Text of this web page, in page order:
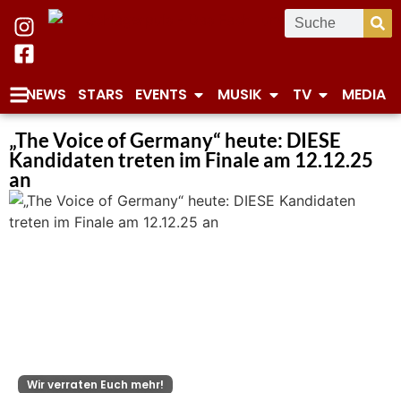
NEWS STARS EVENTS MUSIK TV MEDIA
„The Voice of Germany“ heute: DIESE
Kandidaten treten im Finale am 12.12.25
an
Wir verraten Euch mehr!